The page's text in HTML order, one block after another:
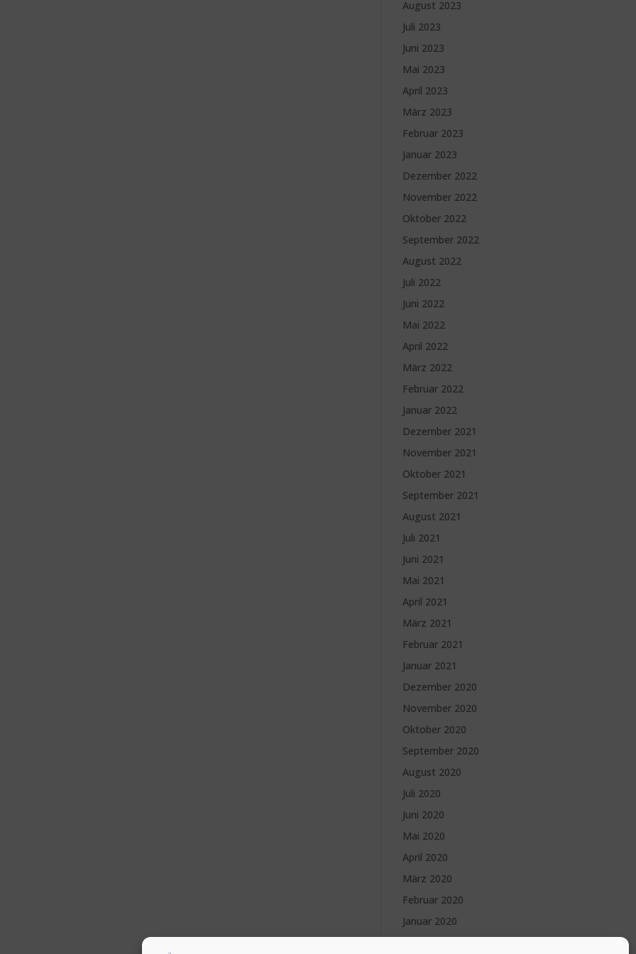
August 2023
Juli 2023
Juni 2023
Mai 2023
April 2023
März 2023
Februar 2023
Januar 2023
Dezember 2022
November 2022
Oktober 2022
September 2022
August 2022
Juli 2022
Juni 2022
Mai 2022
April 2022
März 2022
Februar 2022
Januar 2022
Dezember 2021
November 2021
Oktober 2021
September 2021
August 2021
Juli 2021
Juni 2021
Mai 2021
April 2021
März 2021
Februar 2021
Januar 2021
Dezember 2020
November 2020
Oktober 2020
September 2020
August 2020
Juli 2020
Juni 2020
Mai 2020
April 2020
März 2020
Februar 2020
Januar 2020